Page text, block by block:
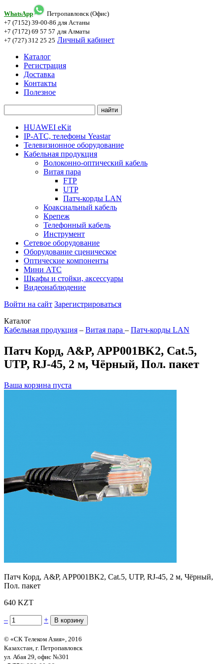
WhatsApp
Петропавловск (Офис)
+7 (7152) 39-00-86 для Астаны
+7 (7172) 69 57 57 для Алматы
+7 (727) 312 25 25 Личный кабинет
Каталог
Регистрация
Доставка
Контакты
Полезное
HUAWEI eKit
IP-АТС, телефоны Yeastar
Телевизионное оборудование
Кабельная продукция
Волоконно-оптический кабель
Витая пара
FTP
UTP
Патч-корды LAN
Коаксиальный кабель
Крепеж
Телефонный кабель
Инструмент
Сетевое оборудование
Оборудование сценическое
Оптические компоненты
Мини АТС
Шкафы и стойки, аксессуары
Видеонаблюдение
Войти на сайт Зарегистрироваться
Каталог
Кабельная продукция – Витая пара – Патч-корды LAN
Патч Корд, A&P, APP001BK2, Cat.5,
UTP, RJ-45, 2 м, Чёрный, Пол. пакет
Ваша корзина пуста
Патч Корд, A&P, APP001BK2, Cat.5, UTP, RJ-45, 2 м, Чёрный,
Пол. пакет
640 KZT
– +
© «СК Телеком Азия», 2016
Казахстан, г. Петропавловск
ул. Абая 29, офис №301